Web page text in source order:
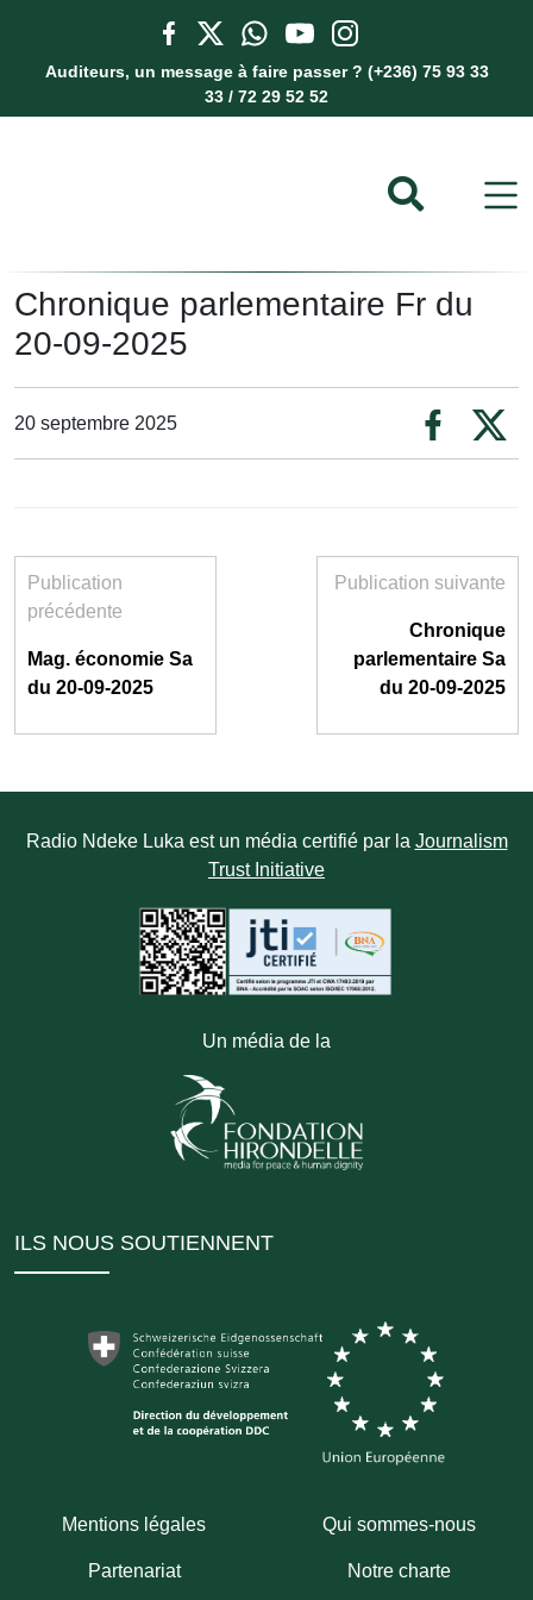
Auditeurs, un message à faire passer ? (+236) 75 93 33
33 / 72 29 52 52
Chronique parlementaire Fr du
20-09-2025
20 septembre 2025
Publication
précédente
Mag. économie Sa
du 20-09-2025
Publication suivante
Chronique
parlementaire Sa
du 20-09-2025
Radio Ndeke Luka est un média certifié par la Journalism
Trust Initiative
Un média de la
ILS NOUS SOUTIENNENT
Mentions légales Qui sommes-nous
Partenariat Notre charte